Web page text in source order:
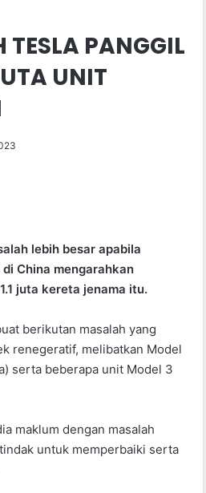
PANGGIL
UNIT
lebih besar apabila
China mengarahkan
juta kereta jenama itu.
berikutan masalah yang
renegeratif, melibatkan Model
serta beberapa unit Model 3
maklum dengan masalah
untuk memperbaiki serta